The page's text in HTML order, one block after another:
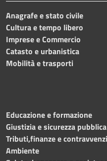
Anagrafe e stato civile
Cultura e tempo libero
Imprese e Commercio
Catasto e urbanistica
Mobilità e trasporti
Educazione e formazione
Giustizia e sicurezza pubblica
Tributi,finanze e
Ambiente